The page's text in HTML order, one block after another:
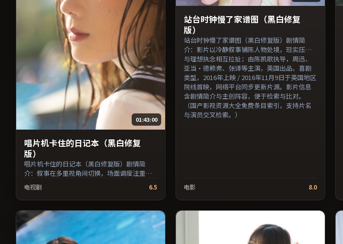
01:43:00
唱片机卡住的日记本（黑白修复
版）
唱片机卡住的日记本（黑白修复版）剧情简
介：叙事在多重视角间切换，场面调度注重留
白与观众想象空间；由娄烨执导，吴京、佛罗
伦斯·珀、周冬雨等主演，中国大陆出品，喜
剧类型，2019年上映 / 2019年9月7日于中国大
陆地区院线首映，网络平台同步更新片源。可
作为周末家庭观影或独自细品的口碑之选。
（国产影视资源大全免费条目索引，支持片名
与演员交叉检索。）
电视剧 6.5
站台时钟慢了家谱图（黑白修复
版）
站台时钟慢了家谱图（黑白修复版）剧情简
介：影片以冷静叙事铺陈人物处境，现实压力
与理想执念相互拉扯；由陈凯歌执导，周迅、
亚当·德赖弗、张译等主演，英国出品，喜剧
类型，2016年上映 / 2016年11月9日于英国地区
院线首映，网络平台同步更新片源。影片信息
含剧情简介与主创阵容，便于检索与比对。
（国产影视资源大全免费条目索引，支持片名
与演员交叉检索。）
电影 8.0